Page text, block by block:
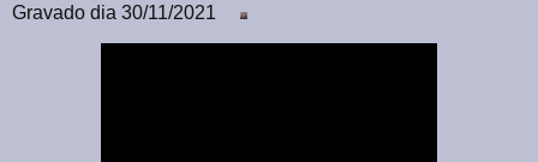
Gravado dia 30/11/2021